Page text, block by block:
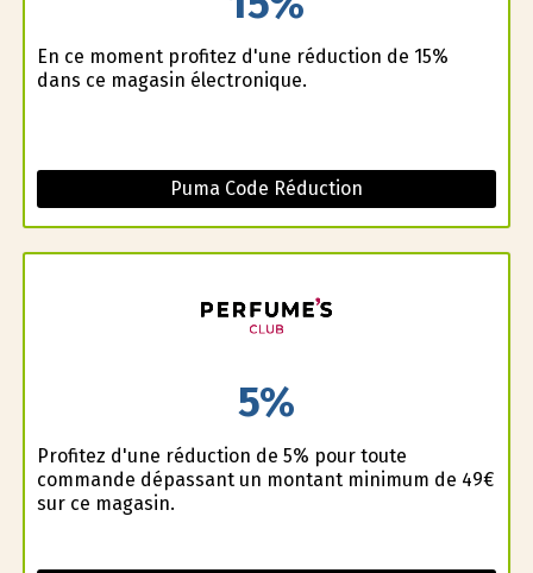
En ce moment profitez d'une réduction de 15%
dans ce magasin électronique.
Puma Code Réduction
5%
Profitez d'une réduction de 5% pour toute
commande dépassant un montant minimum de 49€
sur ce magasin.